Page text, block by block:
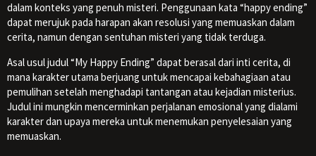
dalam konteks yang penuh misteri. Penggunaan kata “happy ending”
dapat merujuk pada harapan akan resolusi yang memuaskan dalam
cerita, namun dengan sentuhan misteri yang tidak terduga.
Asal usul judul “My Happy Ending” dapat berasal dari inti cerita, di
mana karakter utama berjuang untuk mencapai kebahagiaan atau
pemulihan setelah menghadapi tantangan atau kejadian misterius.
Judul ini mungkin mencerminkan perjalanan emosional yang dialami
karakter dan upaya mereka untuk menemukan penyelesaian yang
memuaskan.